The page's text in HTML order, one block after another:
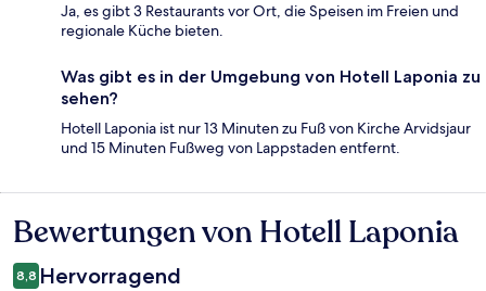
Ja, es gibt 3 Restaurants vor Ort, die Speisen im Freien und
regionale Küche bieten.
Was gibt es in der Umgebung von Hotell Laponia zu
sehen?
Hotell Laponia ist nur 13 Minuten zu Fuß von Kirche Arvidsjaur
und 15 Minuten Fußweg von Lappstaden entfernt.
Bewertungen
Bewertungen von Hotell Laponia
8,8 Hervorragend